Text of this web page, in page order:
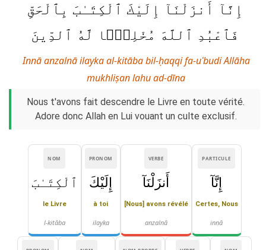
إِنَّآ أَنزَلْنَآ إِلَيْكَ ٱلْكِتَـٰبَ بِٱلْحَقِّ
فَٱعْبُدِ ٱللَّهَ مُخْلِصًۭا لَّهُ ٱلدِّينَ
Innā anzalnā ilayka al-kitāba bil-ḥaqqi fa-uʿbudi Allāha
mukhliṣan lahu ad-dīna
Nous t'avons fait descendre le Livre en toute vérité.
Adore donc Allah en Lui vouant un culte exclusif.
PARTICULE
إِنَّآ
Certes, Nous
innā
VERBE
أَنزَلْنَآ
[Nous] avons révélé
anzalnā
PRONOM
إِلَيْكَ
à toi
ilayka
NOM
ٱلْكِتَـٰبَ
le Livre
l-kitāba